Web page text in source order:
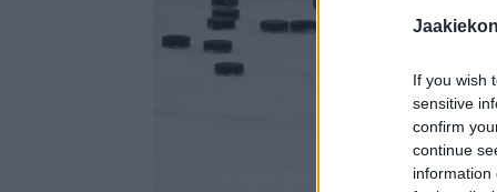
If you wish
sensitive
confirm
continue
information